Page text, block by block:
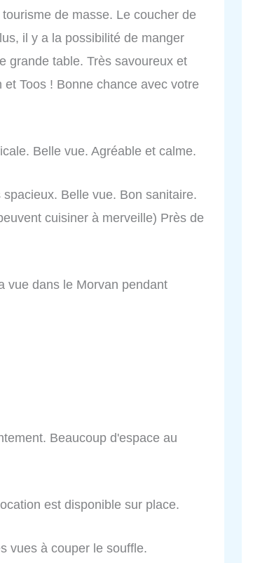
de masse. Le coucher de
il y a la possibilité de manger
grande table. Très savoureux et
Toos ! Bonne chance avec votre
Belle vue. Agréable et calme.
Belle vue. Bon sanitaire.
cuisiner à merveille) Près de
vue dans le Morvan pendant
Beaucoup d'espace au
est disponible sur place.
vues à couper le souffle.